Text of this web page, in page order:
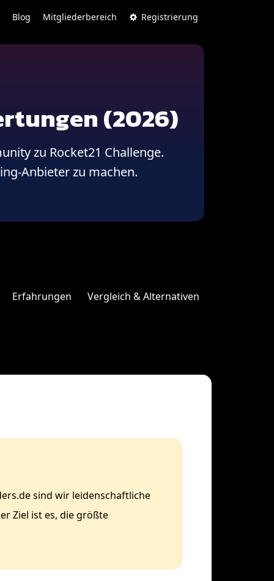
Blog Mitgliederbereich Registrierung
(2026)
zu Rocket21 Challenge.
Anbieter zu machen.
Erfahrungen Vergleich & Alternativen
sind wir leidenschaftliche
Ziel ist es, die größte